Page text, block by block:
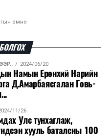
өмнө
2026/08/06
компанийн ерөнхий
дэлбэлжээ...
тав хоногт 10 мянга гаруй
2024/06/20
Намын Ерөнхий Нарийн
Д.Амарбаясгалан Говь-
11/26
Улс тунхаглаж,
хууль баталсны 100